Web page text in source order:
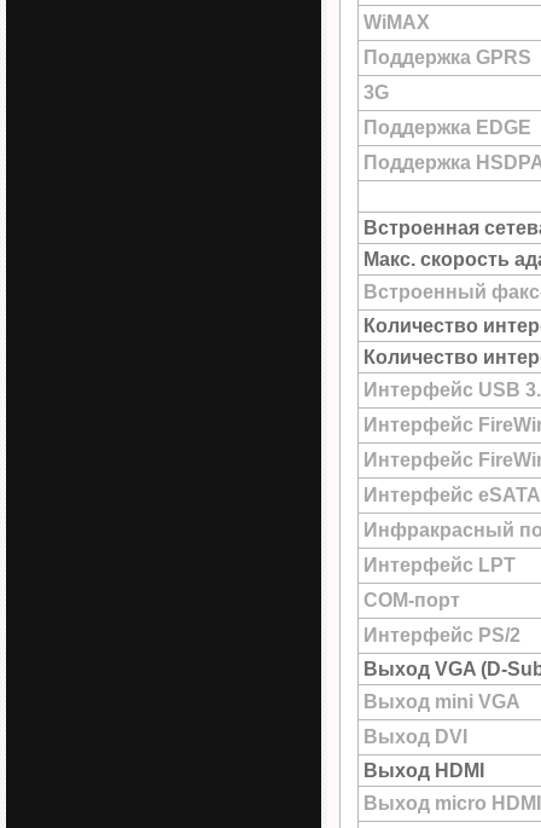
WiMAX
Поддержка GPRS
3G
Поддержка EDGE
Поддержка
Встроенная
Макс. скорость
Встроенный
Количество
Количество
Интерфейс USB
Интерфейс
Интерфейс
Интерфейс eSATA
Инфракрасный
Интерфейс LPT
COM-порт
Интерфейс PS/2
Выход VGA (D-
Выход mini VGA
Выход DVI
Выход HDMI
Выход micro HDMI